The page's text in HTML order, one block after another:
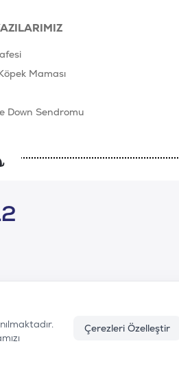
Maması
Down Sendromu
Çerezleri Özelleştir